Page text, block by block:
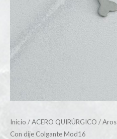
Inicio /ACERO QUIRÚRGICO /
Con dije Colgante Mod16